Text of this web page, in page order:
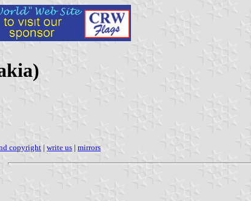
copyright | write us | mirrors